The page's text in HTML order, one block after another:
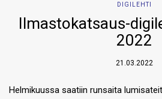
DIGILEHTI
Ilmastokatsaus-
2022
21.03.2022
Helmikuussa saatiin runsaita